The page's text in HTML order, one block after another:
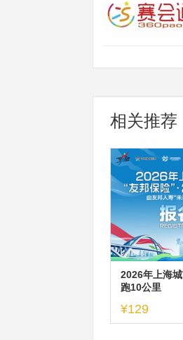
相关推荐
2026年上海
跑10公里
¥129